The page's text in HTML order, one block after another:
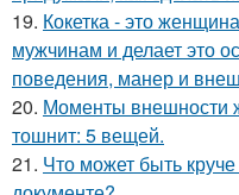
19. Кокетка - это
мужчинам и делает это
поведения, манер и
20. Моменты внешности
тошнит: 5 вещей.
21. Что может быть